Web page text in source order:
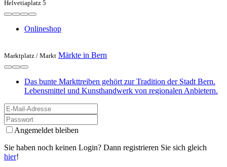
Helvetiaplatz 5
Onlineshop
Marktplatz / Markt Märkte in Bern
Das bunte Markttreiben gehört zur Tradition der Stadt Bern.
Lebensmittel und Kunsthandwerk von regionalen Anbietern.
Angemeldet bleiben
Sie haben noch keinen Login? Dann registrieren Sie sich gleich
hier!